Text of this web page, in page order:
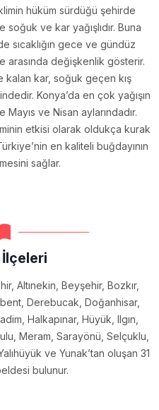
hüküm sürdüğü şehirde
soğuk ve kar yağışlıdır. Buna
sıcaklığın gece ve gündüz
arasında değişkenlik gösterir.
kalan kar, soğuk geçen kış
Konya’da en çok yağışın
Mayıs ve Nisan aylarındadır.
etkisi olarak oldukça kurak
en kaliteli buğdayının
sağlar.
Altınekin, Beyşehir, Bozkır,
Derebucak, Doğanhisar,
Halkapınar, Hüyük, Ilgın,
Meram, Sarayönü, Selçuklu,
ve Yunak’tan oluşan 31
bulunur.